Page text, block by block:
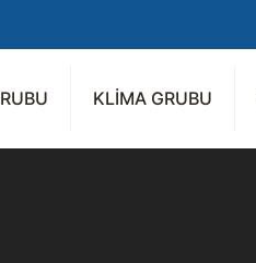
KLİMA GRUBU